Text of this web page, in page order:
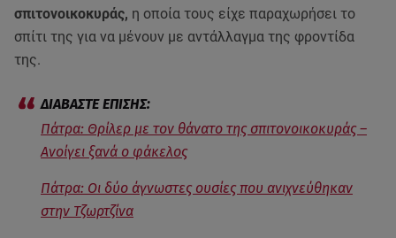
σπιτονοικοκυράς, η οποία τους είχε παραχωρήσει το
σπίτι της για να μένουν με αντάλλαγμα της φροντίδα
της.
Πάτρα: Θρίλερ με τον θάνατο της σπιτονοικοκυράς –
Ανοίγει ξανά ο φάκελος
Πάτρα: Οι δύο άγνωστες ουσίες που ανιχνεύθηκαν
στην Τζωρτζίνα